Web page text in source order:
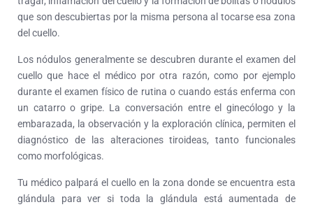
que son descubiertas por la misma persona al tocarse esa zona
del cuello.
Los nódulos generalmente se descubren durante el examen del
cuello que hace el médico por otra razón, como por ejemplo
durante el examen físico de rutina o cuando estás enferma con
un catarro o gripe. La conversación entre el ginecólogo y la
embarazada, la observación y la exploración clínica, permiten el
diagnóstico de las alteraciones tiroideas, tanto funcionales
como morfológicas.
Tu médico palpará el cuello en la zona donde se encuentra esta
glándula para ver si toda la glándula está aumentada de